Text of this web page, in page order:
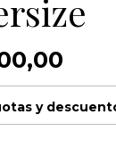
y